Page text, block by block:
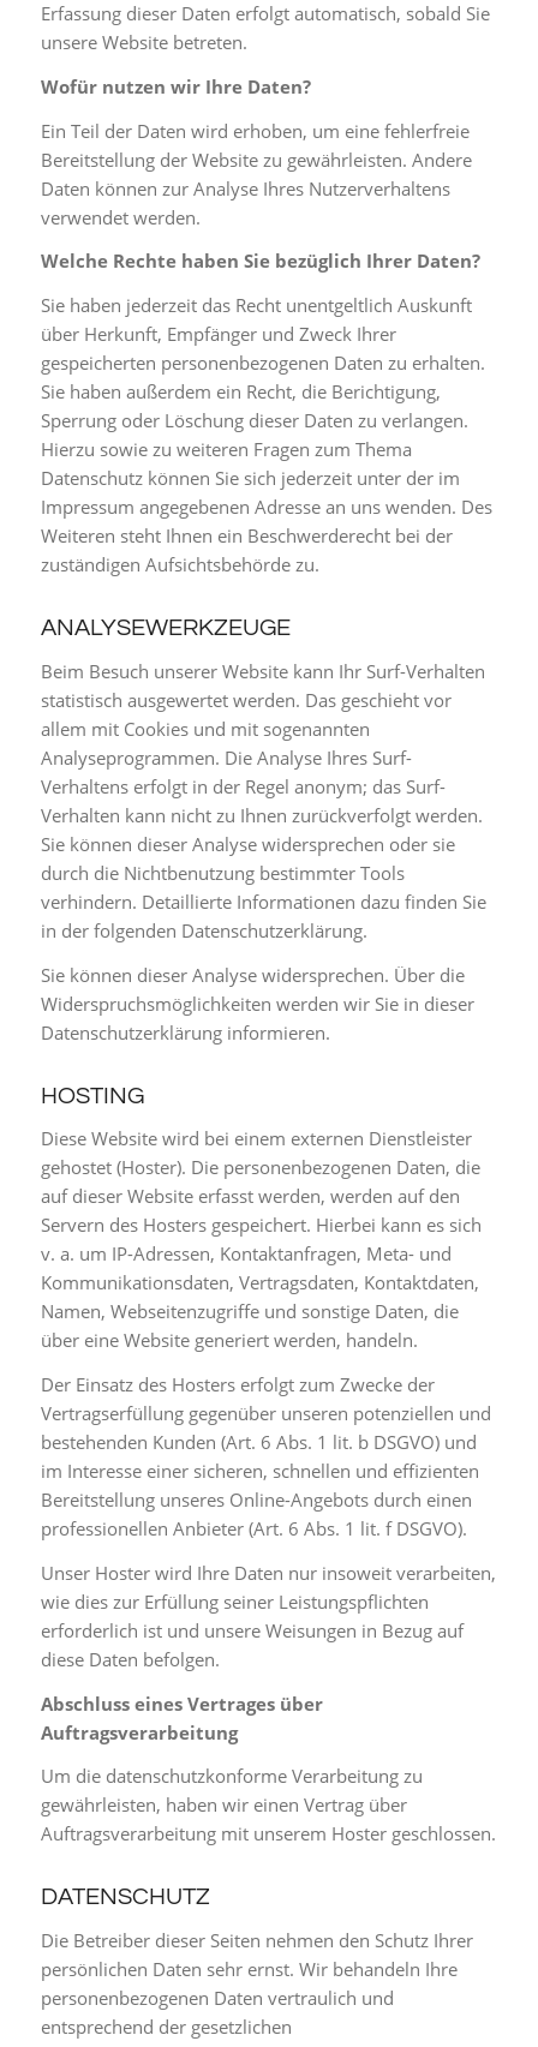
Erfassung dieser Daten erfolgt automatisch, sobald Sie
unsere Website betreten.
Wofür nutzen wir Ihre Daten?
Ein Teil der Daten wird erhoben, um eine fehlerfreie
Bereitstellung der Website zu gewährleisten. Andere
Daten können zur Analyse Ihres Nutzerverhaltens
verwendet werden.
Welche Rechte haben Sie bezüglich Ihrer Daten?
Sie haben jederzeit das Recht unentgeltlich Auskunft
über Herkunft, Empfänger und Zweck Ihrer
gespeicherten personenbezogenen Daten zu erhalten.
Sie haben außerdem ein Recht, die Berichtigung,
Sperrung oder Löschung dieser Daten zu verlangen.
Hierzu sowie zu weiteren Fragen zum Thema
Datenschutz können Sie sich jederzeit unter der im
Impressum angegebenen Adresse an uns wenden. Des
Weiteren steht Ihnen ein Beschwerderecht bei der
zuständigen Aufsichtsbehörde zu.
ANALYSEWERKZEUGE
Beim Besuch unserer Website kann Ihr Surf-Verhalten
statistisch ausgewertet werden. Das geschieht vor
allem mit Cookies und mit sogenannten
Analyseprogrammen. Die Analyse Ihres Surf-
Verhaltens erfolgt in der Regel anonym; das Surf-
Verhalten kann nicht zu Ihnen zurückverfolgt werden.
Sie können dieser Analyse widersprechen oder sie
durch die Nichtbenutzung bestimmter Tools
verhindern. Detaillierte Informationen dazu finden Sie
in der folgenden Datenschutzerklärung.
Sie können dieser Analyse widersprechen. Über die
Widerspruchsmöglichkeiten werden wir Sie in dieser
Datenschutzerklärung informieren.
HOSTING
Diese Website wird bei einem externen Dienstleister
gehostet (Hoster). Die personenbezogenen Daten, die
auf dieser Website erfasst werden, werden auf den
Servern des Hosters gespeichert. Hierbei kann es sich
v. a. um IP-Adressen, Kontaktanfragen, Meta- und
Kommunikationsdaten, Vertragsdaten, Kontaktdaten,
Namen, Webseitenzugriffe und sonstige Daten, die
über eine Website generiert werden, handeln.
Der Einsatz des Hosters erfolgt zum Zwecke der
Vertragserfüllung gegenüber unseren potenziellen und
bestehenden Kunden (Art. 6 Abs. 1 lit. b DSGVO) und
im Interesse einer sicheren, schnellen und effizienten
Bereitstellung unseres Online-Angebots durch einen
professionellen Anbieter (Art. 6 Abs. 1 lit. f DSGVO).
Unser Hoster wird Ihre Daten nur insoweit verarbeiten,
wie dies zur Erfüllung seiner Leistungspflichten
erforderlich ist und unsere Weisungen in Bezug auf
diese Daten befolgen.
Abschluss eines Vertrages über
Auftragsverarbeitung
Um die datenschutzkonforme Verarbeitung zu
gewährleisten, haben wir einen Vertrag über
Auftragsverarbeitung mit unserem Hoster geschlossen.
DATENSCHUTZ
Die Betreiber dieser Seiten nehmen den Schutz Ihrer
persönlichen Daten sehr ernst. Wir behandeln Ihre
personenbezogenen Daten vertraulich und
entsprechend der gesetzlichen